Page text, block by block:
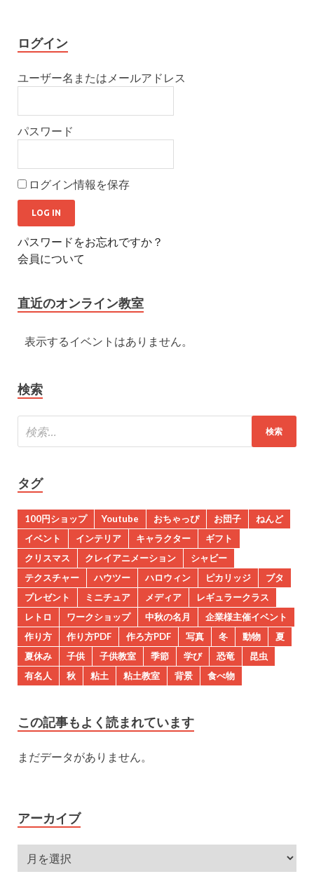
ログイン
ユーザー名またはメールアドレス
パスワード
ログイン情報を保存
パスワードをお忘れですか？
会員について
直近のオンライン教室
表示するイベントはありません。
検索
タグ
100円ショップ Youtube おちゃっぴ お団子
ねんど
イベント
インテリア キャラクター
ギフト
クリスマス
クレイアニメーション
シャビー
テクスチャー
ハウツー ハロウィン ピカリッジ
ブタ
プレゼント
ミニチュア メディア
レギュラークラス
レトロ
ワークショップ 中秋の名月
企業様主催イベント
作り方
作り方PDF 作ろ方PDF 写真 冬 動物
夏
夏休み
子供 子供教室 季節 学び 恐竜
昆虫
有名人
秋 粘土 粘土教室 背景 食べ物
この記事もよく読まれています
まだデータがありません。
アーカイブ